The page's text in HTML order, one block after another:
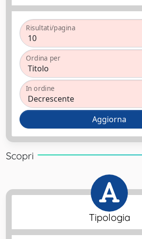
Risultati/pagina
Ordina per
In ordine
Scopri
Tipologia